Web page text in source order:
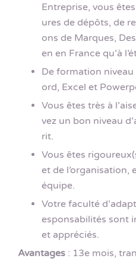
Entreprise, vous
ures de dépôts, de
ons de Marques,
en en France qu’à
De formation
ord, Excel et
Vous êtes très à
vez un bon niveau
rit.
Vous êtes
et de l’organisation,
équipe.
Votre faculté
esponsabilités sont
et appréciés.
Avantages : 13e mois,